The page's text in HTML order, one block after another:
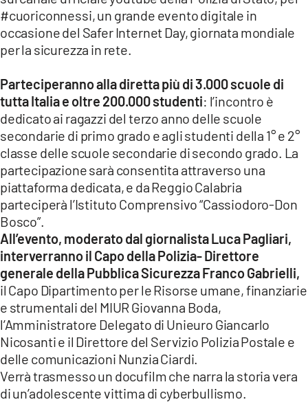
LACITYMAG.IT
ILREGGINO.IT
COSENZACHANNEL.IT
ILVIBONESE.IT
CATANZAROCHANNEL.IT
LACAPITALENEWS.IT
App
ANDROID
APPLE
#cuoriconnessi, un grande evento digitale in
occasione del Safer Internet Day, giornata mondiale
per la sicurezza in rete.
Parteciperanno alla diretta più di 3.000 scuole di
tutta Italia e oltre 200.000 studenti: l’incontro è
dedicato ai ragazzi del terzo anno delle scuole
secondarie di primo grado e agli studenti della 1° e 2°
classe delle scuole secondarie di secondo grado. La
partecipazione sarà consentita attraverso una
piattaforma dedicata, e da Reggio Calabria
parteciperà l’Istituto Comprensivo “Cassiodoro-Don
Bosco”.
All’evento, moderato dal giornalista Luca Pagliari,
interverranno il Capo della Polizia- Direttore
generale della Pubblica Sicurezza Franco Gabrielli,
il Capo Dipartimento per le Risorse umane, finanziarie
e strumentali del MIUR Giovanna Boda,
l’Amministratore Delegato di Unieuro Giancarlo
Nicosanti e il Direttore del Servizio Polizia Postale e
delle comunicazioni Nunzia Ciardi.
Verrà trasmesso un docufilm che narra la storia vera
di un’adolescente vittima di cyberbullismo.